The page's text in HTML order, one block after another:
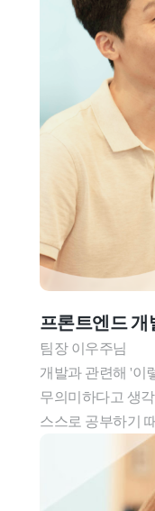
프론트엔드 개
팀장 이우주님
개발과 관련해 '이
무의미하다고 생